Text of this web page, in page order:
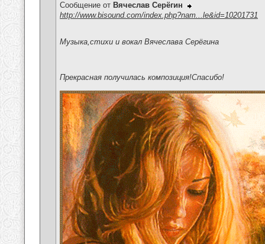
Сообщение от Вячеслав Серёгин
http://www.bisound.com/index.php?nam...le&id=10201731
Музыка,стихи и вокал Вячеслава Серёгина
Прекрасная получилась композиция!Спасибо!